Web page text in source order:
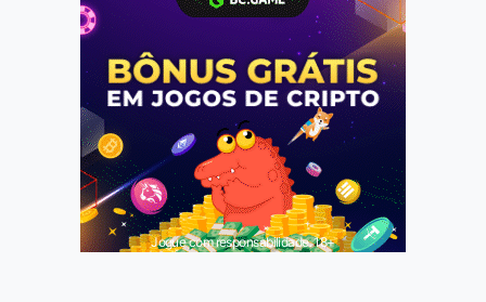
Jogue com responsabilidade. 18+